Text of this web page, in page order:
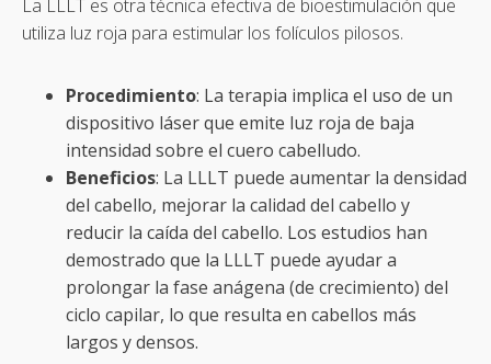
La LLLT es otra técnica efectiva de bioestimulación que
utiliza luz roja para estimular los folículos pilosos.
Procedimiento: La terapia implica el uso de un
dispositivo láser que emite luz roja de baja
intensidad sobre el cuero cabelludo.
Beneficios: La LLLT puede aumentar la densidad
del cabello, mejorar la calidad del cabello y
reducir la caída del cabello. Los estudios han
demostrado que la LLLT puede ayudar a
prolongar la fase anágena (de crecimiento) del
ciclo capilar, lo que resulta en cabellos más
largos y densos.